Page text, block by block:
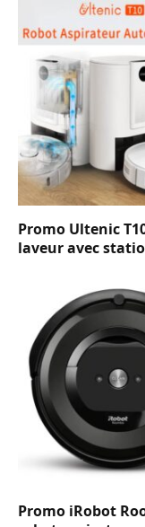
Promo Ultenic
laveur avec
Promo iRobot